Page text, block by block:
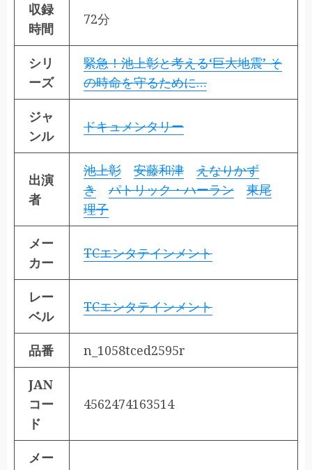
収録
時間
72分
シリ
ーズ
緊急！池上彰と考える‘巨大地震’ そ
の時命を守るために…
ジャ
ンル
ドキュメンタリー
出演
者
池上彰 安藤和津
えなりかず
き
パトリック・ハーラン
東尾
理子
メー
カー
TCエンタテインメント
レー
ベル
TCエンタテインメント
品番 n_1058tced2595r
JAN
コー
ド
4562474163514
メー